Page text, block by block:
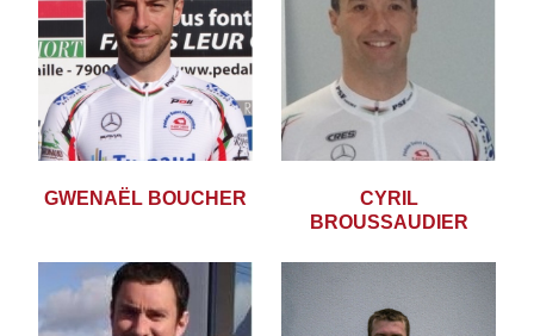
GWENAËL BOUCHER
CYRIL
BROUSSAUDIER